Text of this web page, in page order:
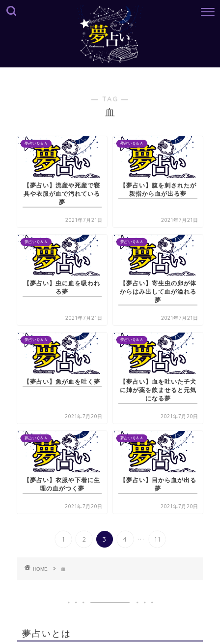
― TAG ―
血
夢占いＱ＆Ａ
【夢占い】流産や死産で寝
具や衣服が血で汚れている
夢
2021年7月21日
夢占いＱ＆Ａ
【夢占い】腹を刺されたが
親指から血が出る夢
2021年7月21日
夢占いＱ＆Ａ
【夢占い】虫に血を吸われ
る夢
2021年7月21日
夢占いＱ＆Ａ
【夢占い】寄生虫の卵が体
からはみ出して血が溢れる
夢
2021年7月21日
夢占いＱ＆Ａ
【夢占い】魚が血を吐く夢
2021年7月20日
夢占いＱ＆Ａ
【夢占い】血を吐いた子犬
に姉が薬を飲ませると元気
になる夢
2021年7月20日
夢占いＱ＆Ａ
【夢占い】衣服や下着に生
理の血がつく夢
2021年7月20日
夢占いＱ＆Ａ
【夢占い】目から血が出る
夢
2021年7月20日
1 2 3 4 ... 11
HOME 血
夢占いとは